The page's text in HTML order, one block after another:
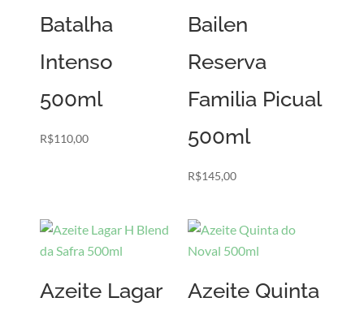
Batalha
Intenso
500ml
R$110,00
Bailen
Reserva
Familia Picual
500ml
R$145,00
Azeite Lagar
Azeite Quinta